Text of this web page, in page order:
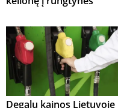
Degalų kainos Lietuvoje